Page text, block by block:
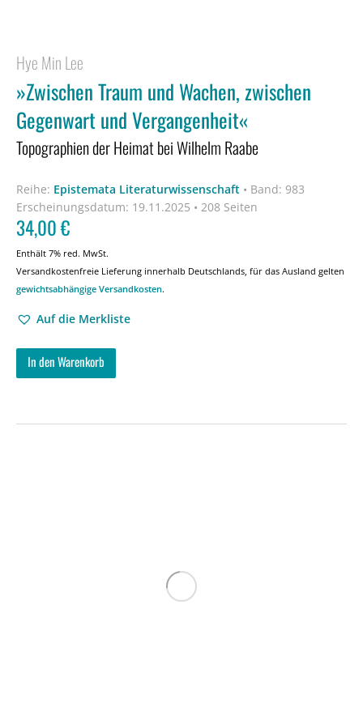
Hye Min Lee
»Zwischen Traum und Wachen, zwischen
Gegenwart und Vergangenheit«
Topographien der Heimat bei Wilhelm Raabe
Reihe: Epistemata Literaturwissenschaft • Band: 983
Erscheinungsdatum: 19.11.2025 • 208 Seiten
34,00€
Enthält 7% red. MwSt.
Versandkostenfreie Lieferung innerhalb Deutschlands, für das Ausland gelten
gewichtsabhängige Versandkosten.
Auf die Merkliste
In den Warenkorb